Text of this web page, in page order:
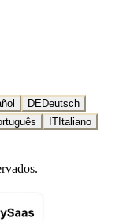
DE Deutsch
IT Italiano